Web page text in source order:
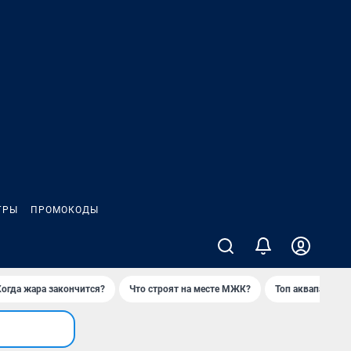
ПРОМОКОДЫ
жара закончится? Что строят на месте МЖК? Топ аквапарков